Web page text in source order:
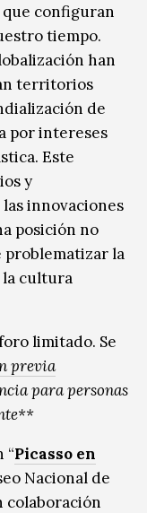
que configuran
tiempo.
han
territorios
de
por intereses
Este
y
innovaciones
posición no
problematizar la
la cultura
limitado. Se
previa
para personas
“Picasso en
Nacional de
colaboración